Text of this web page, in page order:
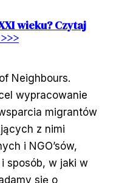
wieku? Czytaj
Neighbours.
wypracowanie
migrantów
z nimi
i NGO’sów,
i sposób, w jaki w
się o